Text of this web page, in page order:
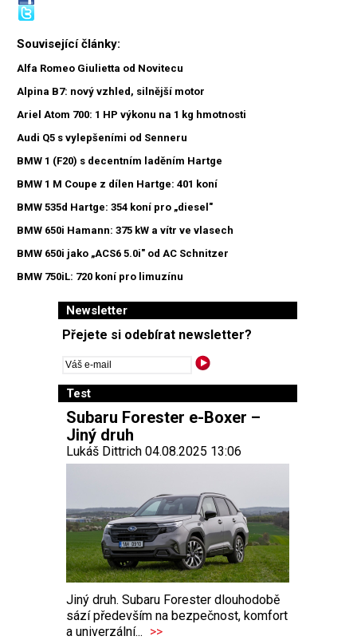
Související články:
Alfa Romeo Giulietta od Novitecu
Alpina B7: nový vzhled, silnější motor
Ariel Atom 700: 1 HP výkonu na 1 kg hmotnosti
Audi Q5 s vylepšeními od Senneru
BMW 1 (F20) s decentním laděním Hartge
BMW 1 M Coupe z dílen Hartge: 401 koní
BMW 535d Hartge: 354 koní pro „diesel"
BMW 650i Hamann: 375 kW a vítr ve vlasech
BMW 650i jako „ACS6 5.0i" od AC Schnitzer
BMW 750iL: 720 koní pro limuzínu
Newsletter
Přejete si odebírat newsletter?
Test
Subaru Forester e-Boxer –
Jiný druh
Lukáš Dittrich 04.08.2025 13:06
Jiný druh. Subaru Forester dlouhodobě
sází především na bezpečnost, komfort
a univerzální... >>